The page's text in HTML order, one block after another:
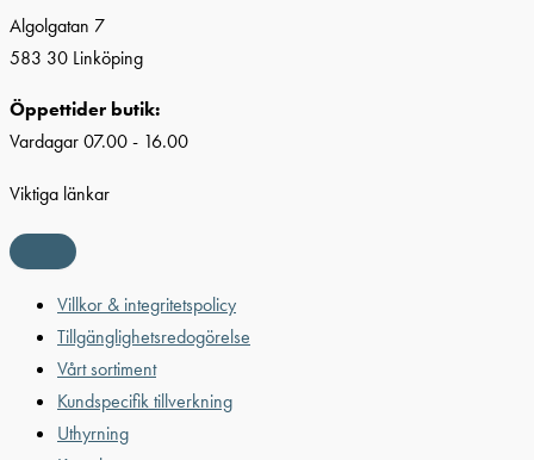
Algolgatan 7
583 30 Linköping
Öppettider butik:
Vardagar 07.00 - 16.00
Viktiga länkar
Villkor & integritetspolicy
Tillgänglighetsredogörelse
Vårt sortiment
Kundspecifik tillverkning
Uthyrning